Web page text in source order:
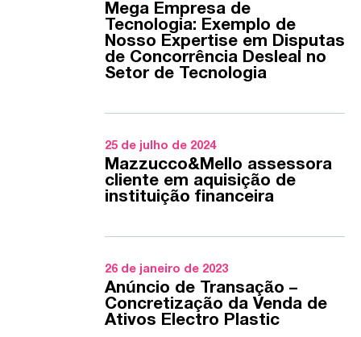
Mega Empresa de
Tecnologia: Exemplo de
Nosso Expertise em Disputas
de Concorrência Desleal no
Setor de Tecnologia
25 de julho de 2024
Mazzucco&Mello assessora
cliente em aquisição de
instituição financeira
26 de janeiro de 2023
Anúncio de Transação –
Concretização da Venda de
Ativos Electro Plastic